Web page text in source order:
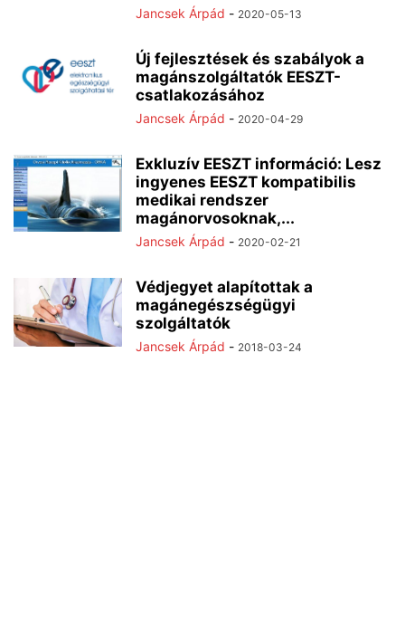
Jancsek Árpád - 2020-05-13
Új fejlesztések és szabályok a
magánszolgáltatók EESZT-
csatlakozásához
Jancsek Árpád - 2020-04-29
Exkluzív EESZT információ: Lesz
ingyenes EESZT kompatibilis
medikai rendszer
magánorvosoknak,...
Jancsek Árpád - 2020-02-21
Védjegyet alapítottak a
magánegészségügyi
szolgáltatók
Jancsek Árpád - 2018-03-24